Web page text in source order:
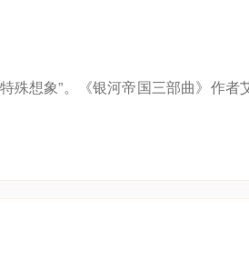
想象”。《银河帝国三部曲》作者